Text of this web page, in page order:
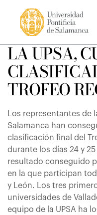
LA UPSA,
TROFEO
Los representantes de
Salamanca han
clasificación final del
durante los días 24 y
resultado conseguido
en la que participan
y León. Los tres
universidades de
equipo de la UPSA ha